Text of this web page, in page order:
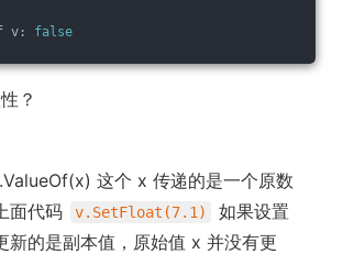
v: false
？
这个 x 传递的是一个原数
面代码
v.SetFloat(7.1)
如果设置
新的是副本值，原始值 x 并没有更